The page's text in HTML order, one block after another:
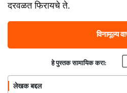
दरवळत फिरायचे ते.
विनामूल्य
हे पुस्तक सामायिक करा:
लेखक बद्दल